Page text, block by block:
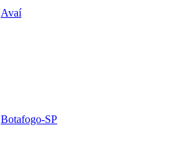
Avaí
Botafogo-SP